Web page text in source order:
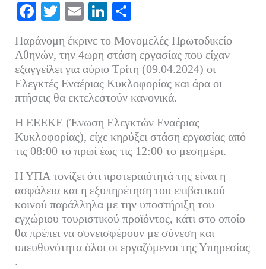
Fa
ce
bo
ok
T
wi
tte
r
E
ail
Li
ed
In
ρ
α
στ
εί
τε
Παράνομη έκρινε το Μονομελές Πρωτοδικείο
Αθηνών, την 4ωρη στάση εργασίας που είχαν
εξαγγείλει για αύριο Τρίτη (09.04.2024) οι
Ελεγκτές Εναέριας Κυκλοφορίας και άρα οι
πτήσεις θα εκτελεστούν κανονικά.
Η ΕΕΕΚΕ (Ένωση Ελεγκτών Εναέριας
Κυκλοφορίας), είχε κηρύξει στάση εργασίας από
τις 08:00 το πρωί έως τις 12:00 το μεσημέρι.
Η ΥΠΑ τονίζει ότι προτεραιότητά της είναι η
ασφάλεια και η εξυπηρέτηση του επιβατικού
κοινού παράλληλα με την υποστήριξη του
εγχώριου τουριστικού προϊόντος, κάτι στο οποίο
θα πρέπει να συνεισφέρουν με σύνεση και
υπευθυνότητα όλοι οι εργαζόμενοι της Υπηρεσίας
.